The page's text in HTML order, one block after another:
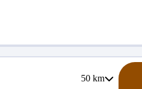
50km